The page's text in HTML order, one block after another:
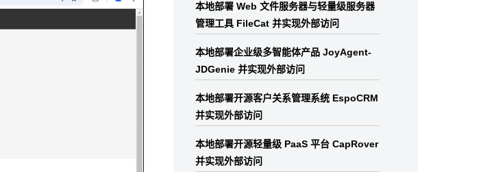
本地部署 Web 文件服务器与轻量级服务器
管理工具 FileCat 并实现外部访问
本地部署企业级多智能体产品 JoyAgent-
JDGenie 并实现外部访问
本地部署开源客户关系管理系统 EspoCRM
并实现外部访问
本地部署开源轻量级 PaaS 平台 CapRover
并实现外部访问